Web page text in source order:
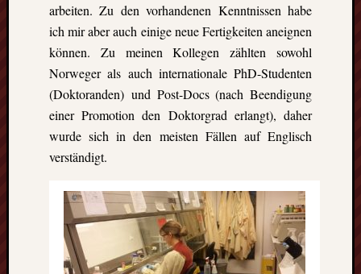
arbeiten. Zu den vorhandenen Kenntnissen habe
ich mir aber auch einige neue Fertigkeiten aneignen
können. Zu meinen Kollegen zählten sowohl
Norweger als auch internationale PhD-Studenten
(Doktoranden) und Post-Docs (nach Beendigung
einer Promotion den Doktorgrad erlangt), daher
wurde sich in den meisten Fällen auf Englisch
verständigt.